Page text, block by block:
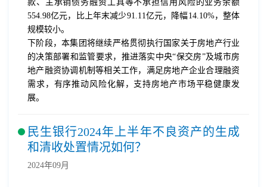
款、主承销债务融资工具等不承担信用风险的业务余额
554.98亿元，比上年末减少91.11亿元，降幅14.10%，整体
规模较小。
下阶段，本集团将继续严格贯彻执行国家关于房地产行业
的决策部署和监管要求，推进落实中央“保交房”及城市房
地产融资协调机制等相关工作，满足房地产企业合理融资
需求，有序推动风险化解，支持房地产市场平稳健康发
展。
民生银行2024年上半年不良资产的生成
和清收处置情况如何？
2024年09月